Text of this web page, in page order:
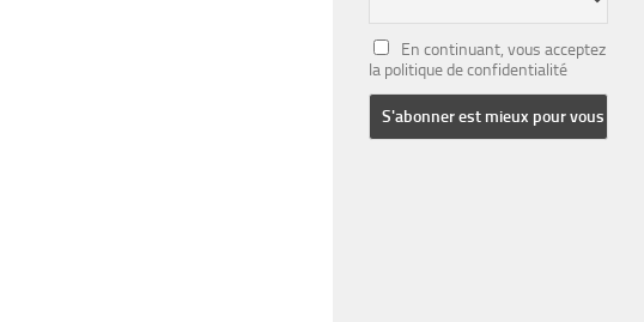
En continuant, vous acceptez
la politique de confidentialité